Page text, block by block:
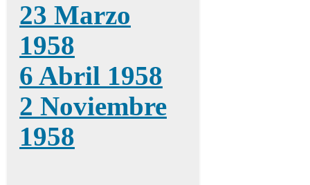
23 Marzo
1958
6 Abril 1958
2 Noviembre
1958